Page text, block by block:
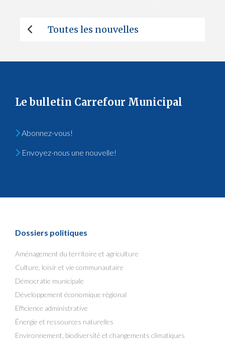
Toutes les nouvelles
Le bulletin Carrefour Municipal
Abonnez-vous!
Envoyez-nous une nouvelle!
Dossiers politiques
Aménagement du territoire et agriculture
Culture, loisir et vie communautaire
Démocratie municipale
Développement économique régional
Efficience administrative
Énergie et ressources naturelles
Environnement, biodiversité et changements climatiques